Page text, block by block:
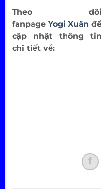
Theo dõi
fanpageYogi Xuânđể
cập nhật thông tin
chi tiết về: